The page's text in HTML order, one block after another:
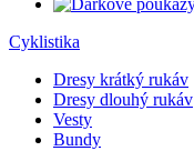
Cyklistika
Dresy krátký rukáv
Dresy dlouhý rukáv
Vesty
Bundy